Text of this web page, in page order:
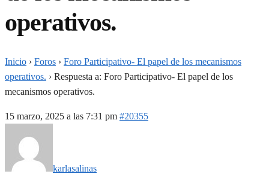
operativos.
Inicio › Foros › Foro Participativo- El papel de los mecanismos
operativos. › Respuesta a: Foro Participativo- El papel de los
mecanismos operativos.
15 marzo, 2025 a las 7:31 pm #20355
karlasalinas